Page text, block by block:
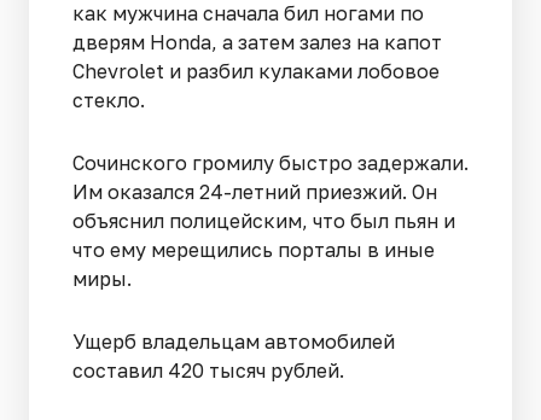
как мужчина сначала бил ногами по
дверям Honda, а затем залез на капот
Chevrolet и разбил кулаками лобовое
стекло.
Сочинского громилу быстро задержали.
Им оказался 24-летний приезжий. Он
объяснил полицейским, что был пьян и
что ему мерещились порталы в иные
миры.
Ущерб владельцам автомобилей
составил 420 тысяч рублей.